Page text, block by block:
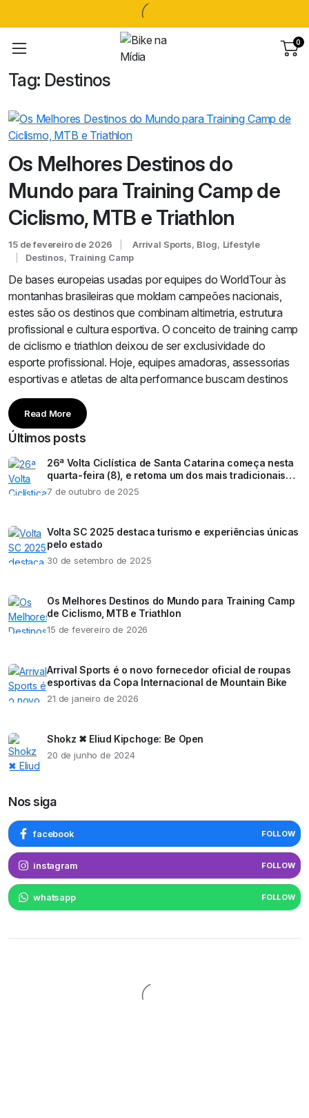
0
Tag: Destinos
Os Melhores Destinos do
Mundo para Training Camp de
Ciclismo, MTB e Triathlon
15 de fevereiro de 2026 Arrival Sports, Blog, Lifestyle
Destinos, Training Camp
De bases europeias usadas por equipes do WorldTour às
montanhas brasileiras que moldam campeões nacionais,
estes são os destinos que combinam altimetria, estrutura
profissional e cultura esportiva. O conceito de training camp
de ciclismo e triathlon deixou de ser exclusividade do
esporte profissional. Hoje, equipes amadoras, assessorias
esportivas e atletas de alta performance buscam destinos
Read More
Últimos posts
26ª Volta Ciclística de Santa Catarina começa nesta
quarta-feira (8), e retoma um dos mais tradicionais
eventos esportivos do estado
7 de outubro de 2025
Volta SC 2025 destaca turismo e experiências únicas
pelo estado
30 de setembro de 2025
Os Melhores Destinos do Mundo para Training Camp
de Ciclismo, MTB e Triathlon
15 de fevereiro de 2026
Arrival Sports é o novo fornecedor oficial de roupas
esportivas da Copa Internacional de Mountain Bike
21 de janeiro de 2026
Shokz ✖ Eliud Kipchoge: Be Open
20 de junho de 2024
Nos siga
facebook FOLLOW
instagram FOLLOW
whatsapp FOLLOW